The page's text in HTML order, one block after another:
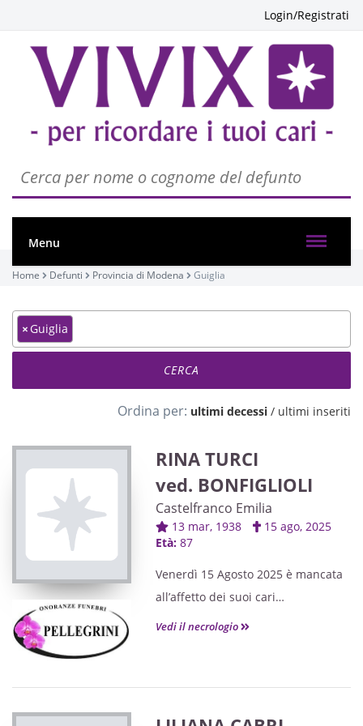
Login/Registrati
Menu
Home Defunti Provincia di Modena Guiglia
×Guiglia
Ordina per: ultimi decessi / ultimi inseriti
RINA TURCI
ved. BONFIGLIOLI
Castelfranco Emilia
13 mar, 1938
15 ago, 2025
Età: 87
Venerdì 15 Agosto 2025 è mancata
all’affetto dei suoi cari
Rina Turci
Ne danno il triste annuncio i figli
Vedi il necrologio